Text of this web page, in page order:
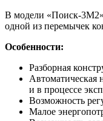
В модели «Поиск-3М2»
одной из перемычек
Особенности:
Разборная
Автоматическая
и в процессе
Возможность
Малое